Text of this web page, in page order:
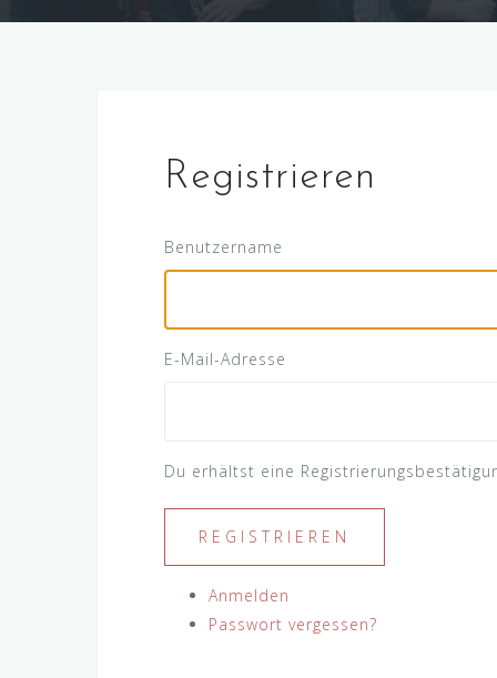
Registrieren
Benutzername
E-Mail-Adresse
A
Du erhältst eine
REGISTRIEREN
Anmelden
Passwort vergessen?